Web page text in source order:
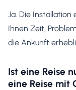
Ja. Die
Ihnen Zeit,
die Ankunft
Ist eine Reise
eine Reise mit